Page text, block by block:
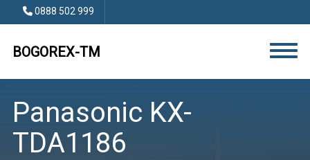
0888 502 999
BOGOREX-TM
Panasonic KX-
TDA1186